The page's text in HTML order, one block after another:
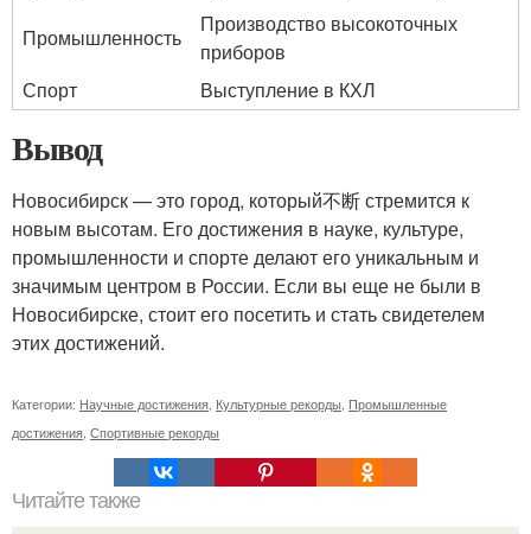
Промышленность
Производство высокоточных
приборов
Спорт
Выступление в КХЛ
Вывод
Новосибирск — это город, который不断 стремится к
новым высотам. Его достижения в науке, культуре,
промышленности и спорте делают его уникальным и
значимым центром в России. Если вы еще не были в
Новосибирске, стоит его посетить и стать свидетелем
этих достижений.
Категории: Научные достижения Культурные рекорды Промышленные
достижения Спортивные рекорды
Читайте также